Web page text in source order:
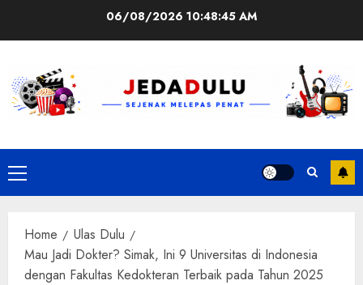
06/08/2026 10:48:45 AM
Primary
Menu
Home
Ulas Dulu
Mau Jadi Dokter? Simak, Ini 9 Universitas di Indonesia
dengan Fakultas Kedokteran Terbaik pada Tahun 2025